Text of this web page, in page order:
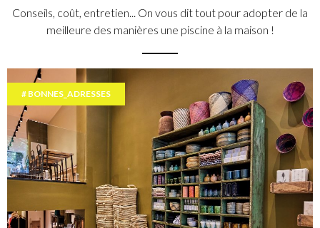
Conseils, coût, entretien... On vous dit tout pour adopter de la
meilleure des manières une piscine à la maison !
BONNES_ADRESSES